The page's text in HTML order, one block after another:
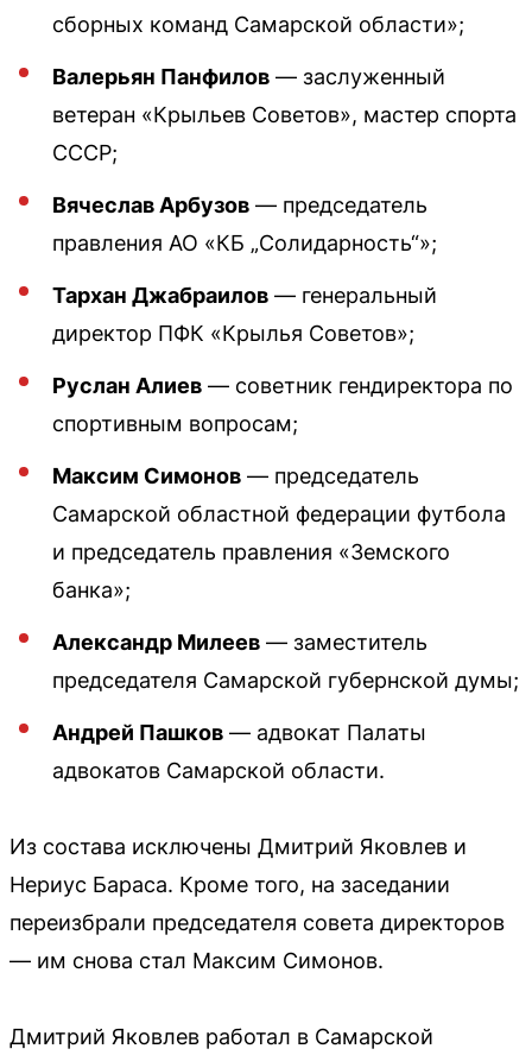
сборных команд Самарской области»;
Валерьян Панфилов — заслуженный
ветеран «Крыльев Советов», мастер спорта
СССР;
Вячеслав Арбузов — председатель
правления АО «КБ „Солидарность“»;
Тархан Джабраилов — генеральный
директор ПФК «Крылья Советов»;
Руслан Алиев — советник гендиректора по
спортивным вопросам;
Максим Симонов — председатель
Самарской областной федерации футбола
и председатель правления «Земского
банка»;
Александр Милеев — заместитель
председателя Самарской губернской думы;
Андрей Пашков — адвокат Палаты
адвокатов Самарской области.
Из состава исключены Дмитрий Яковлев и
Нериус Бараса. Кроме того, на заседании
переизбрали председателя совета директоров
— им снова стал Максим Симонов.
Дмитрий Яковлев работал в Самарской